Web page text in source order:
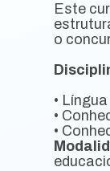
Este
o
•
•
•